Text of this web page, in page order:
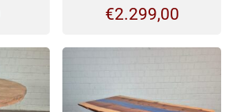
€2.299,00